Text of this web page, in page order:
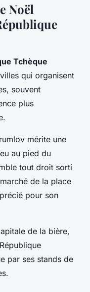
Noël
Tchèque
qui organisent
souvent
plus
mérite une
au pied du
tout droit sorti
de la place
pour son
de la bière,
par ses stands de